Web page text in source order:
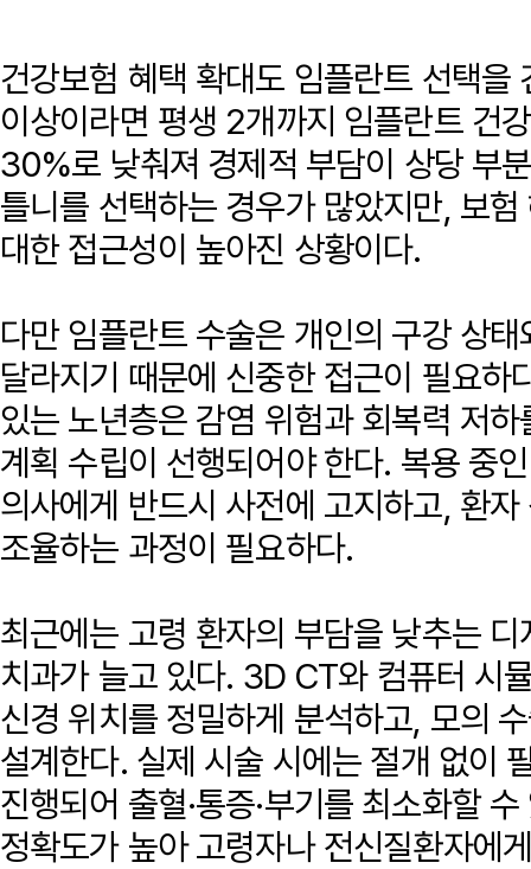
건강보험 혜택 확대도 임플란트 선택
이상이라면 평생 2개까지 임플란트 건
30%로 낮춰져 경제적 부담이 상당 부
틀니를 선택하는 경우가 많았지만, 보
대한 접근성이 높아진 상황이다.
다만 임플란트 수술은 개인의 구강 상
달라지기 때문에 신중한 접근이 필요하
있는 노년층은 감염 위험과 회복력 저
계획 수립이 선행되어야 한다. 복용 중
의사에게 반드시 사전에 고지하고, 환
조율하는 과정이 필요하다.
최근에는 고령 환자의 부담을 낮추는
치과가 늘고 있다. 3D CT와 컴퓨터 시
신경 위치를 정밀하게 분석하고, 모의
설계한다. 실제 시술 시에는 절개 없이
진행되어 출혈·통증·부기를 최소화할
정확도가 높아 고령자나 전신질환자에